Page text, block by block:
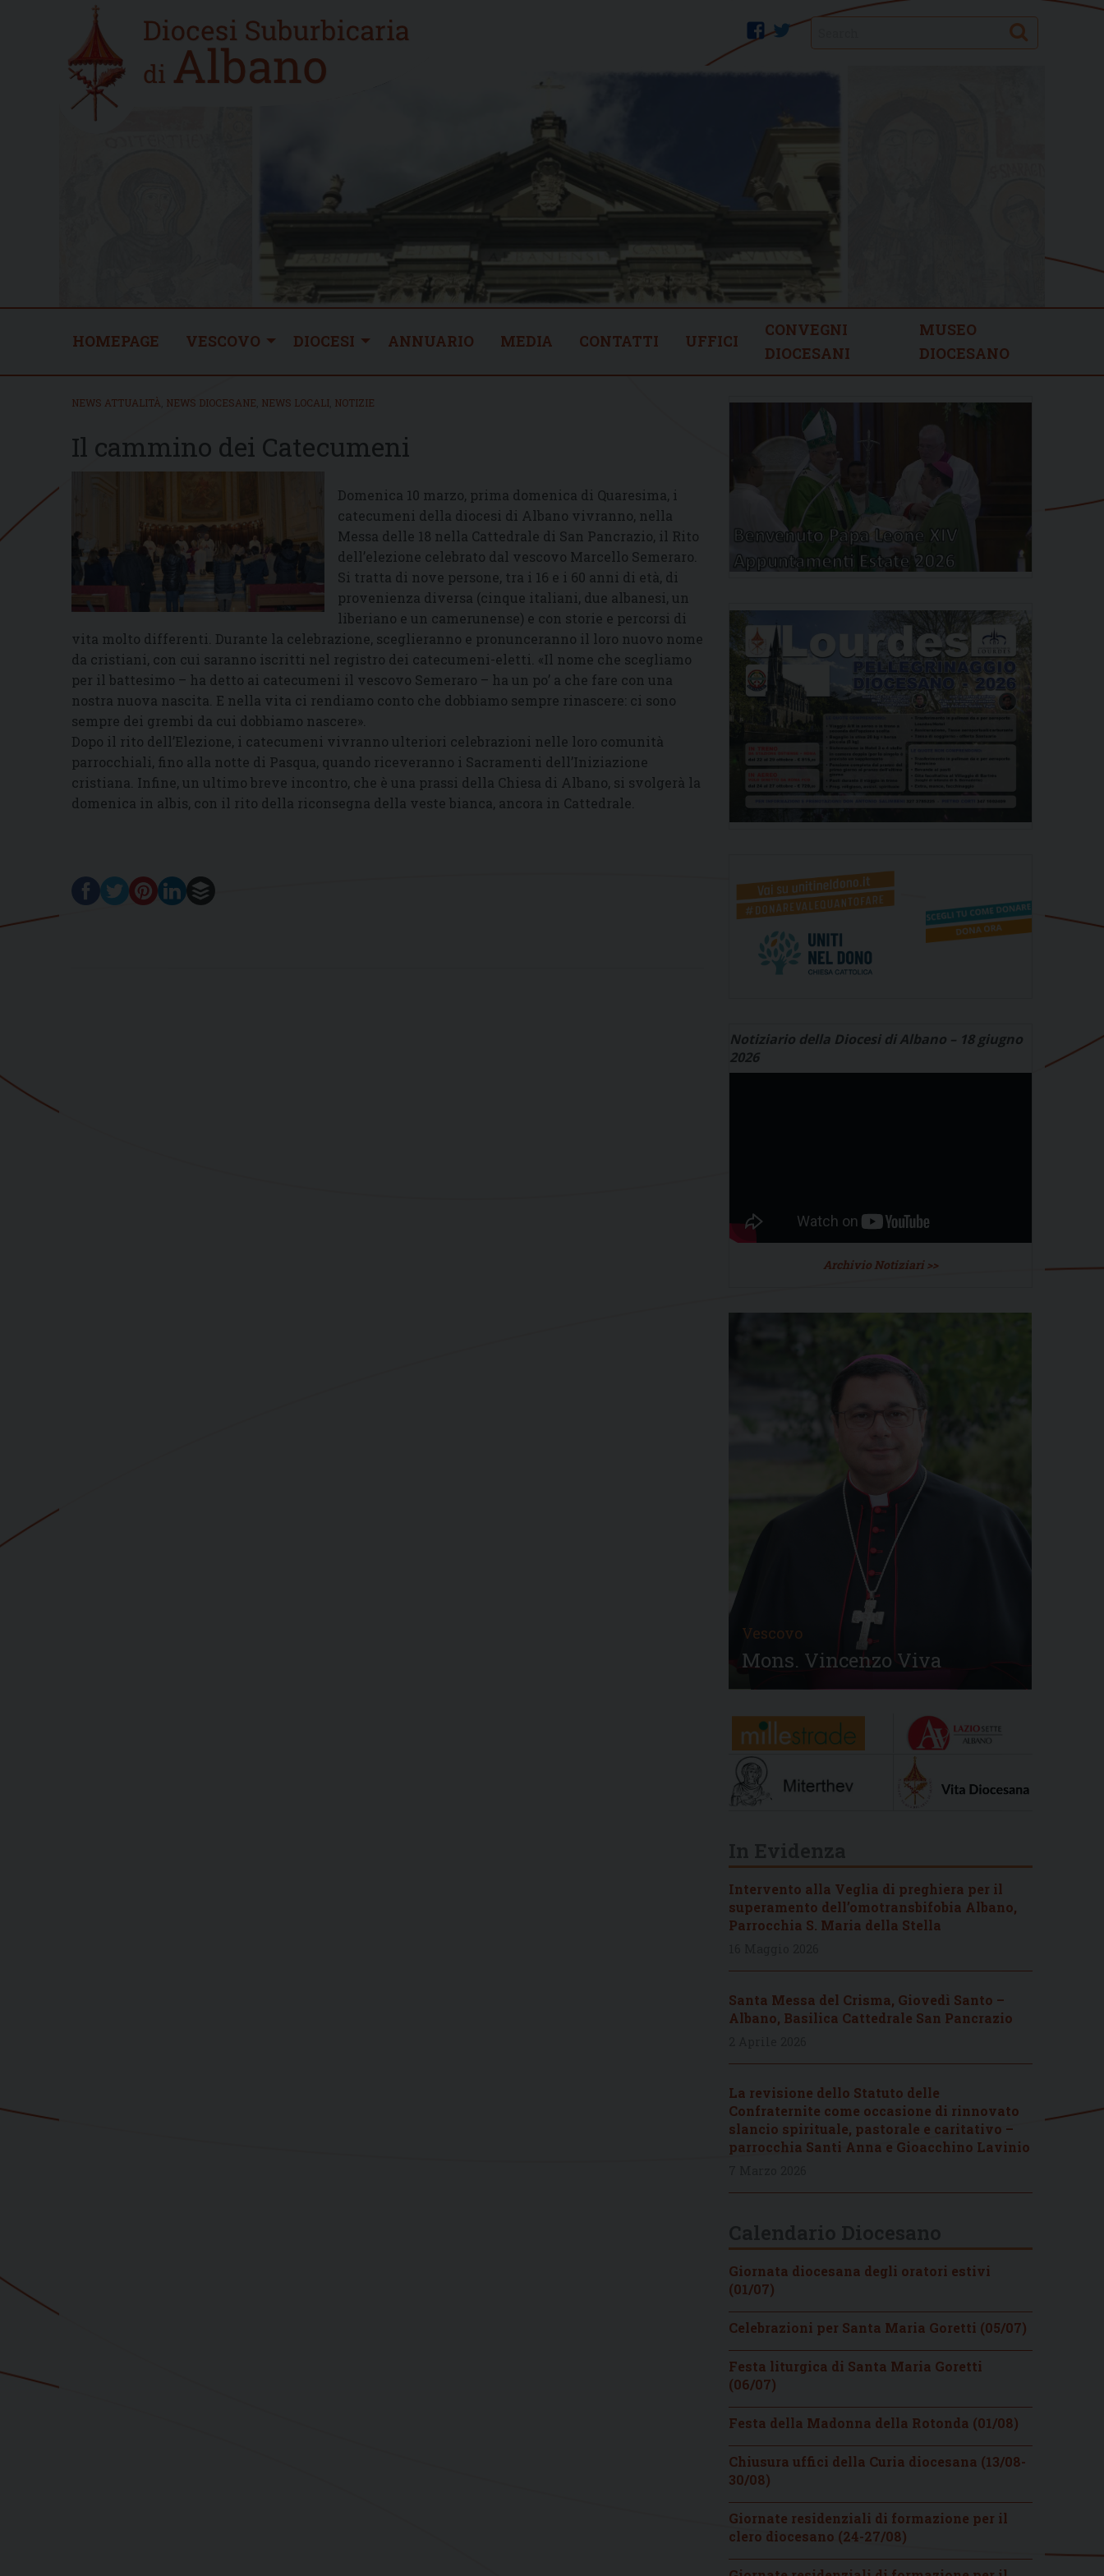
Home
new
twitter
facebook Search
HOMEPAGE VESCOVO DIOCESI ANNUARIO MEDIA CONTATTI UFFICI
CONVEGNI
DIOCESANI
MUSEO
DIOCESANO
NEWS ATTUALITÀ NEWS DIOCESANE NEWS LOCALI NOTIZIE
Il cammino dei Catecumeni
Domenica 10 marzo, prima domenica di Quaresima, i
catecumeni della diocesi di Albano vivranno, nella
Messa delle 18 nella Cattedrale di San Pancrazio, il Rito
dell’elezione celebrato dal vescovo Marcello Semeraro.
Si tratta di nove persone, tra i 16 e i 60 anni di età, di
provenienza diversa (cinque italiani, due albanesi, un
liberiano e un camerunense) e con storie e percorsi di
vita molto differenti. Durante la celebrazione, sceglieranno e pronunceranno il loro nuovo nome
da cristiani, con cui saranno iscritti nel registro dei catecumeni-eletti. «Il nome che scegliamo
per il battesimo – ha detto ai catecumeni il vescovo Semeraro – ha un po’ a che fare con una
nostra nuova nascita. E nella vita ci rendiamo conto che dobbiamo sempre rinascere: ci sono
sempre dei grembi da cui dobbiamo nascere».
Dopo il rito dell’Elezione, i catecumeni vivranno ulteriori celebrazioni nelle loro comunità
parrocchiali, fino alla notte di Pasqua, quando riceveranno i Sacramenti dell’Iniziazione
cristiana. Infine, un ultimo breve incontro, che è una prassi della Chiesa di Albano, si svolgerà la
domenica in albis, con il rito della riconsegna della veste bianca, ancora in Cattedrale.
Notiziario della Diocesi di Albano – 18 giugno
2026
Archivio Notiziari >>
Vescovo
Mons. Vincenzo Viva
Intervento alla Veglia di preghiera per il
superamento dell’omotransbifobia Albano,
Parrocchia S. Maria della Stella
Santa Messa del Crisma, Giovedì Santo –
Albano, Basilica Cattedrale San Pancrazio
La revisione dello Statuto delle
Confraternite come occasione di rinnovato
slancio spirituale, pastorale e caritativo –
parrocchia Santi Anna e Gioacchino Lavinio
Giornata diocesana degli oratori estivi
(01/07)
Celebrazioni per Santa Maria Goretti (05/07)
Festa liturgica di Santa Maria Goretti
(06/07)
Festa della Madonna della Rotonda (01/08)
Chiusura uffici della Curia diocesana (13/08-
30/08)
Giornate residenziali di formazione per il
clero diocesano (24-27/08)